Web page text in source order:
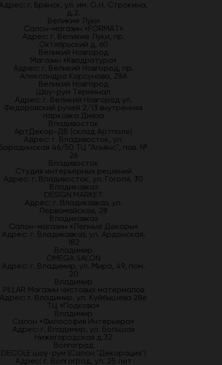
г. Брянск, ул. им. О.Н. Строкина,
д.2.
Великие Луки
Салон-магазин «FORMAT»
Адрес: г. Великие Луки, пр.
Октябрьский д. 60
Великий Новгород
Магазин «Квадратура»
Адрес: г. Великий Новгород, пр.
Александра Корсунова, 28А
Великий Новгород
Шоу-рум Терминал
Адрес: г. Великий Новгород ул.
Федоровский ручей 2/13 внутренняя
парковка Диеза
Владивосток
АртДекор-ДВ (склад Артполе)
Адрес: г. Владивосток, ул.
46/50 ТЦ "Альянс", пав. №
26
Владивосток
Студия интерьерных решений
Адрес: г. Владивосток, ул. Гоголя, 30
Владикавказ
DESIGN MARKET
Адрес: г. Владикавказ, ул.
Первомайская, 28
Владикавказ
Салон-магазин «Лепные Декоры»
Адрес: г. Владикавказ, ул. Ардонская,
182
Владимир
OMEGA SALON
Адрес: г. Владимир, ул. Мира, 49, пом.
20
Владимир
PILLAR Магазин чистовых материалов
Адрес: г. Владимир, ул. Куйбышева 28е
ТЦ «Подкова»
Владимир
Салон «Философия Интерьера»
Адрес: г. Владимир, ул. Большая
Нижегородская д.32
Волгоград
DECOLE шоу-рум (Салон "Декорация")
Адрес: г. Волгоград, ул. 25 лет